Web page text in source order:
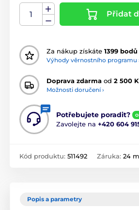
Přidat
Za nákup získáte 1399 bodů
Výhody věrnostního programu
Doprava zdarma od 2 500
Možnosti doručení ›
Potřebujete poradit?
Zavolejte na +420 604
Kód produktu: 511492 Záruka: 24
Popis a parametry